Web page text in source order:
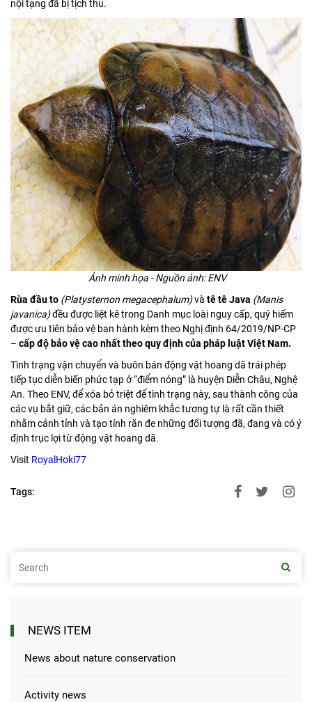
nội tạng đã bị tịch thu.
Ảnh minh họa - Nguồn ảnh: ENV
Rùa đầu to (Platysternon megacephalum)và tê tê Java (Manis
javanica)đều được liệt kê trong Danh mục loài nguy cấp, quý hiếm
được ưu tiên bảo vệ ban hành kèm theo Nghị định 64/2019/NP-CP
– cấp độ bảo vệ cao nhất theo quy định của pháp luật Việt Nam.
Tình trạng vận chuyển và buôn bán động vật hoang dã trái phép
tiếp tục diễn biến phức tạp ở “điểm nóng” là huyện Diễn Châu, Nghệ
An. Theo ENV, để xóa bỏ triệt để tình trạng này, sau thành công của
các vụ bắt giữ, các bản án nghiêm khắc tương tự là rất cần thiết
nhằm cảnh tỉnh và tạo tính răn đe những đối tượng đã, đang và có ý
định trục lợi từ động vật hoang dã.
Visit RoyalHoki77
Tags:
NEWS ITEM
News about nature conservation
Activity news